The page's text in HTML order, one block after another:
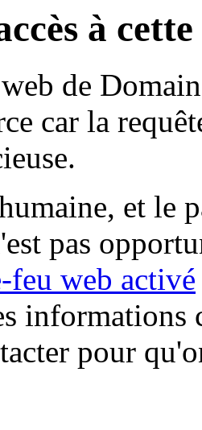
à
de
car la
et le
pas
feu web activé
informations
pour